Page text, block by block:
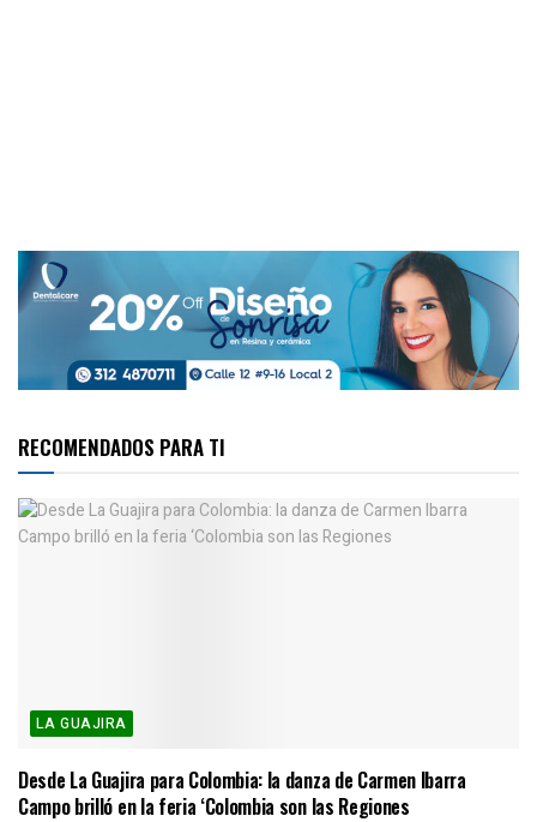
RECOMENDADOS PARA TI
LA GUAJIRA
Desde La Guajira para Colombia: la danza de Carmen Ibarra
Campo brilló en la feria ‘Colombia son las Regiones